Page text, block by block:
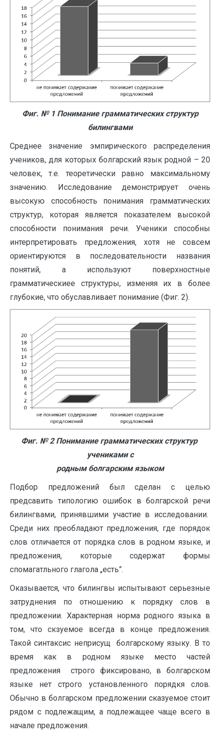
Фиг. № 1 Понимание грамматических структур
билингвами
Среднее значение эмпирического распределения
учеников, для которых болгарский язык родной – 20
человек, т.е. теоретически равно максимальному
значению. Исследование демонстрирует очень
высокую способность понимания грамматических
структур, которая является показателем высокой
способности понимания речи. Ученики способны
интерпретировать предложения, хотя не совсем
ориентируются в последовательности названия
понятий, а используют поверхностные
грамматическиее структуры, изменяя их в более
глубокие, что обуславливает понимание (Фиг. 2).
Фиг. № 2 Понимание грамматических структур
учениками с
родным болгарским языком
Подбор предложений был сделан с целью
предсавить типологию ошибок в болгарской речи
билингвами, принявшими участие в исследовании.
Среди них преобладают предложения, где порядок
слов отличается от порядка слов в родном языке, и
предложения, которые содержат формы
спомагатльного глагола „есть”.
Оказывается, что билингвы испытывают серьезные
затруднения по отношению к порядку слов в
предложении. Характерная норма родного языка в
том, что скзуемое всегда в конце предложения.
Такой синтаксис неприсущ болгарскому языку. В то
время как в родном языке место частей
предложения строго фиксировано, в болгарском
языке нет строго установленного порядкя слов.
Обычно в болгарском предложении сказуемое стоит
рядом с подлежащим, а подлежащее чаще всего в
начале предложения.